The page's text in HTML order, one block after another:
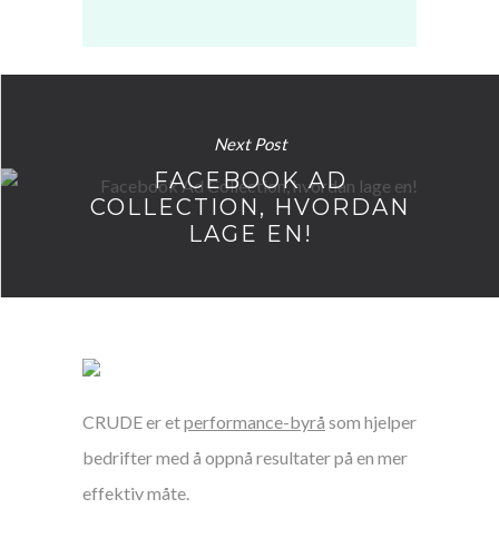
Next Post
FACEBOOK AD
COLLECTION, HVORDAN
LAGE EN!
CRUDE er etperformance-byrå som hjelper
bedrifter med å oppnå resultater på en mer
effektiv måte.